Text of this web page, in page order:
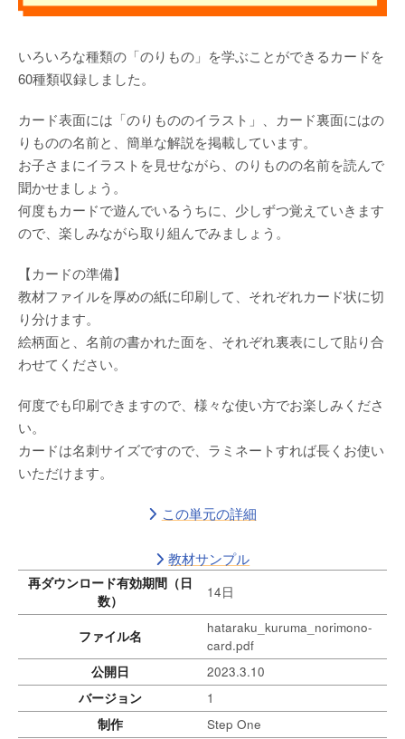
いろいろな種類の「のりもの」を学ぶことができるカードを
60種類収録しました。
カード表面には「のりもののイラスト」、カード裏面にはの
りものの名前と、簡単な解説を掲載しています。
お子さまにイラストを見せながら、のりものの名前を読んで
聞かせましょう。
何度もカードで遊んでいるうちに、少しずつ覚えていきます
ので、楽しみながら取り組んでみましょう。
【カードの準備】
教材ファイルを厚めの紙に印刷して、それぞれカード状に切
り分けます。
絵柄面と、名前の書かれた面を、それぞれ裏表にして貼り合
わせてください。
何度でも印刷できますので、様々な使い方でお楽しみくださ
い。
カードは名刺サイズですので、ラミネートすれば長くお使い
いただけます。
この単元の詳細
教材サンプル
再ダウンロード有効期間（日
数）
14日
ファイル名
hataraku_kuruma_norimono-
card.pdf
公開日
2023.3.10
バージョン
1
制作
Step One